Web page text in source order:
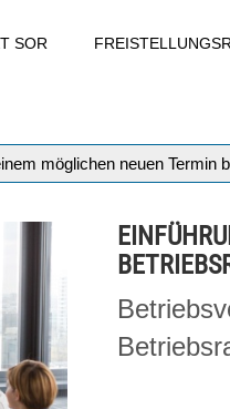
SOR
möglichen neuen Termin